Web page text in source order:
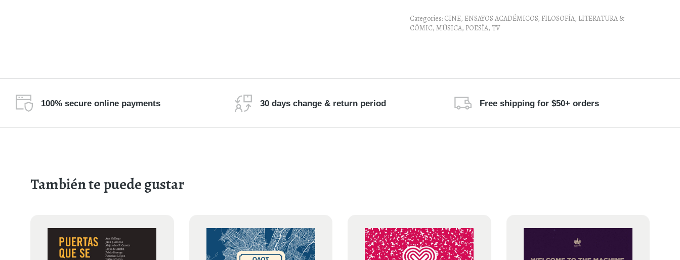
Categories: CINE, ENSAYOS ACADÉMICOS, FILOSOFÍA, LITERATURA &
CÓMIC, MÚSICA, POESÍA, TV
100% secure online payments 30 days change & return period Free shipping for $50+ orders
También te puede gustar